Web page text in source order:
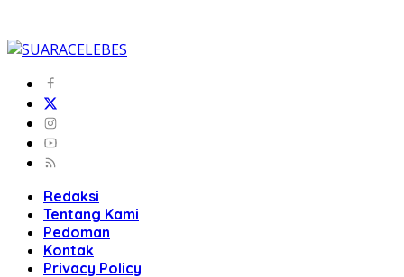
Redaksi
Tentang Kami
Pedoman
Kontak
Privacy Policy